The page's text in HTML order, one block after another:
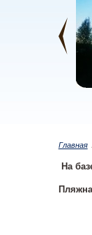
Главная
На